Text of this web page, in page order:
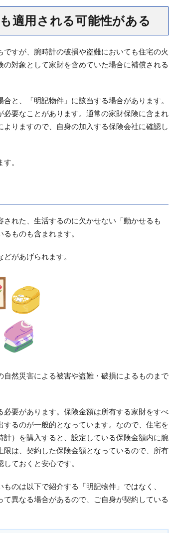
適用される可能性がある
すが、腕時計の破損や盗難においても住宅の火
対象として家財を含めていた場合に補償される
と、「明記物件」に該当する場合があります。
要なことがあります。通常の家財保険に含まれ
りますので、自身の加入する保険会社に確認し
。
れた、生活するのに欠かせない「動かせるも
ものも含まれます。
があげられます。
然災害による被害や盗難・破損によるものまで
要があります。保険金額は所有する家財をすべ
るのが一般的となっています。なので、住宅を
）を購入すると、設定している保険金額内に腕
は、契約した保険金額となっているので、所有
ておくと安心です。
のは以下で紹介する「明記物件」ではなく、
異なる場合があるので、ご自身が契約している